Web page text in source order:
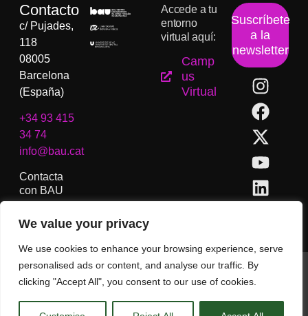
We value your privacy
We use cookies to enhance your browsing experience, serve
personalised ads or content, and analyse our traffic. By
clicking "Accept All", you consent to our use of cookies.
Contacto
c/ Pujades,
118
08005
Barcelona
(España)
+34 93 415
34 74
info@bau.cat
Contacta
con BAU
Accede a tu
entorno
virtual aquí:
Camp
us
Virtual
Suscríbete
a la
newsletter
BAU, Centro Universitario de Artes y Diseño de Barcelona.
Copyright © Todos los derechos reservados.